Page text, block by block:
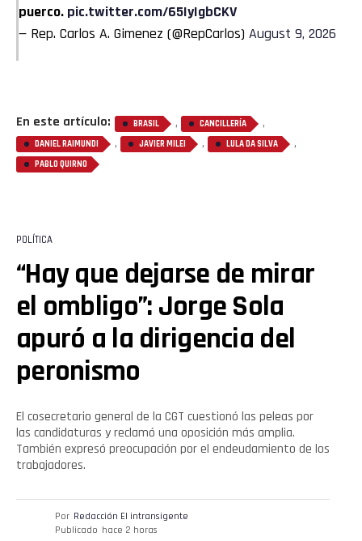
puerco. pic.twitter.com/65IyIgbCKV
— Rep. Carlos A. Gimenez (@RepCarlos) August 9, 2026
En este artículo: BRASIL , CANCILLERÍA ,
DANIEL RAIMUNDI , JAVIER MILEI , LULA DA SILVA ,
PABLO QUIRNO
POLÍTICA
“Hay que dejarse de mirar
el ombligo”: Jorge Sola
apuró a la dirigencia del
peronismo
El cosecretario general de la CGT cuestionó las peleas por
las candidaturas y reclamó una oposición más amplia.
También expresó preocupación por el endeudamiento de los
trabajadores.
Por Redacción El intransigente
Publicado hace 2 horas